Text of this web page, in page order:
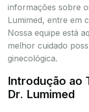
informações sobre
Lumimed, entre em
Nossa equipe está
melhor cuidado
ginecológica.
Introdução ao
Dr. Lumimed